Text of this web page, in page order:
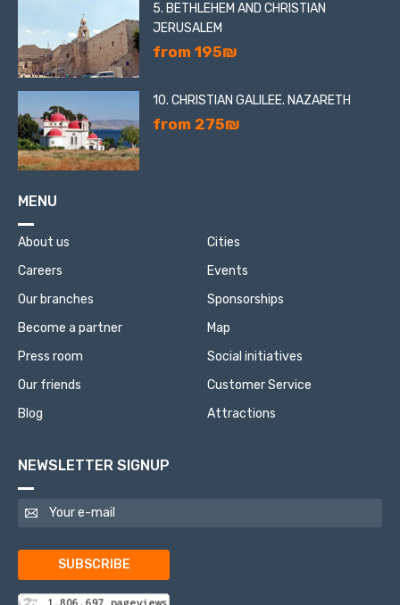
5. BETHLEHEM AND CHRISTIAN
JERUSALEM
from 195₪
10. CHRISTIAN GALILEE. NAZARETH
from 275₪
MENU
About us
Careers
Our branches
Become a partner
Press room
Our friends
Blog
Cities
Events
Sponsorships
Map
Social initiatives
Customer Service
Attractions
NEWSLETTER SIGNUP
SUBSCRIBE